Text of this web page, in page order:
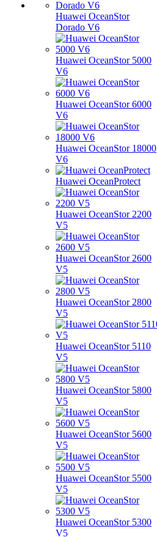
Huawei OceanStor
Dorado V6
Huawei OceanStor 5000
V6
Huawei OceanStor 6000
V6
Huawei OceanStor 18000
V6
Huawei OceanProtect
Huawei OceanStor 2200
V5
Huawei OceanStor 2600
V5
Huawei OceanStor 2800
V5
Huawei OceanStor 5110
V5
Huawei OceanStor 5800
V5
Huawei OceanStor 5600
V5
Huawei OceanStor 5500
V5
Huawei OceanStor 5300
V5